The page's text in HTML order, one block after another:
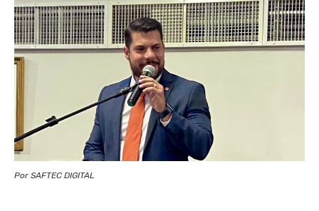
Por SAFTEC DIGITAL